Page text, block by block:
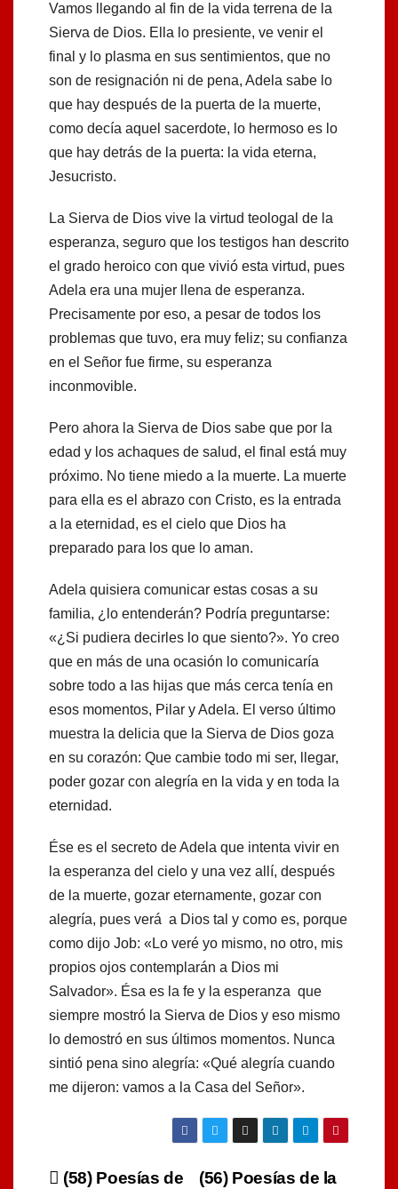
Vamos llegando al fin de la vida terrena de la
Sierva de Dios. Ella lo presiente, ve venir el
final y lo plasma en sus sentimientos, que no
son de resignación ni de pena, Adela sabe lo
que hay después de la puerta de la muerte,
como decía aquel sacerdote, lo hermoso es lo
que hay detrás de la puerta: la vida eterna,
Jesucristo.
La Sierva de Dios vive la virtud teologal de la
esperanza, seguro que los testigos han descrito
el grado heroico con que vivió esta virtud, pues
Adela era una mujer llena de esperanza.
Precisamente por eso, a pesar de todos los
problemas que tuvo, era muy feliz; su confianza
en el Señor fue firme, su esperanza
inconmovible.
Pero ahora la Sierva de Dios sabe que por la
edad y los achaques de salud, el final está muy
próximo. No tiene miedo a la muerte. La muerte
para ella es el abrazo con Cristo, es la entrada
a la eternidad, es el cielo que Dios ha
preparado para los que lo aman.
Adela quisiera comunicar estas cosas a su
familia, ¿lo entenderán? Podría preguntarse:
«¿Si pudiera decirles lo que siento?». Yo creo
que en más de una ocasión lo comunicaría
sobre todo a las hijas que más cerca tenía en
esos momentos, Pilar y Adela. El verso último
muestra la delicia que la Sierva de Dios goza
en su corazón: Que cambie todo mi ser, llegar,
poder gozar con alegría en la vida y en toda la
eternidad.
Ése es el secreto de Adela que intenta vivir en
la esperanza del cielo y una vez allí, después
de la muerte, gozar eternamente, gozar con
alegría, pues verá a Dios tal y como es, porque
como dijo Job: «Lo veré yo mismo, no otro, mis
propios ojos contemplarán a Dios mi
Salvador». Ésa es la fe y la esperanza que
siempre mostró la Sierva de Dios y eso mismo
lo demostró en sus últimos momentos. Nunca
sintió pena sino alegría: «Qué alegría cuando
me dijeron: vamos a la Casa del Señor».
(56) Poesías de la
(58) Poesías de